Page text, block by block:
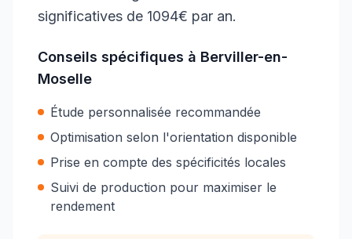
significatives de 1094€ par an.
Conseils spécifiques à Berviller-en-
Moselle
Étude personnalisée recommandée
Optimisation selon l'orientation disponible
Prise en compte des spécificités locales
Suivi de production pour maximiser le
rendement